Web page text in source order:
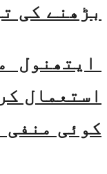
بڑھنے کی
ایتھنول
استعمال
کوئی